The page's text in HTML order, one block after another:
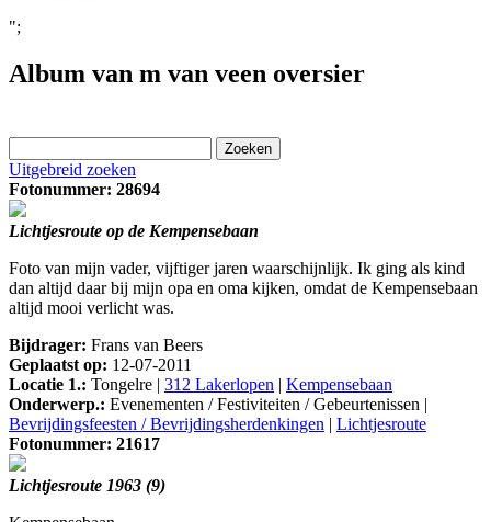
";
Album van m van veen oversier
Uitgebreid zoeken
Fotonummer: 28694
Lichtjesroute op de Kempensebaan
Foto van mijn vader, vijftiger jaren waarschijnlijk. Ik ging als kind
dan altijd daar bij mijn opa en oma kijken, omdat de Kempensebaan
altijd mooi verlicht was.
Bijdrager: Frans van Beers
Geplaatst op: 12-07-2011
Locatie 1.: Tongelre | 312 Lakerlopen | Kempensebaan
Onderwerp.: Evenementen / Festiviteiten / Gebeurtenissen |
Bevrijdingsfeesten / Bevrijdingsherdenkingen | Lichtjesroute
Fotonummer: 21617
Lichtjesroute 1963 (9)